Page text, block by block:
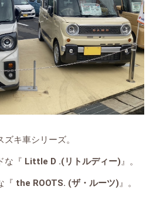
キ車シリーズ。
な『 Little D .(リトルディー) 』。
『 the ROOTS. (ザ・ルーツ) 』。